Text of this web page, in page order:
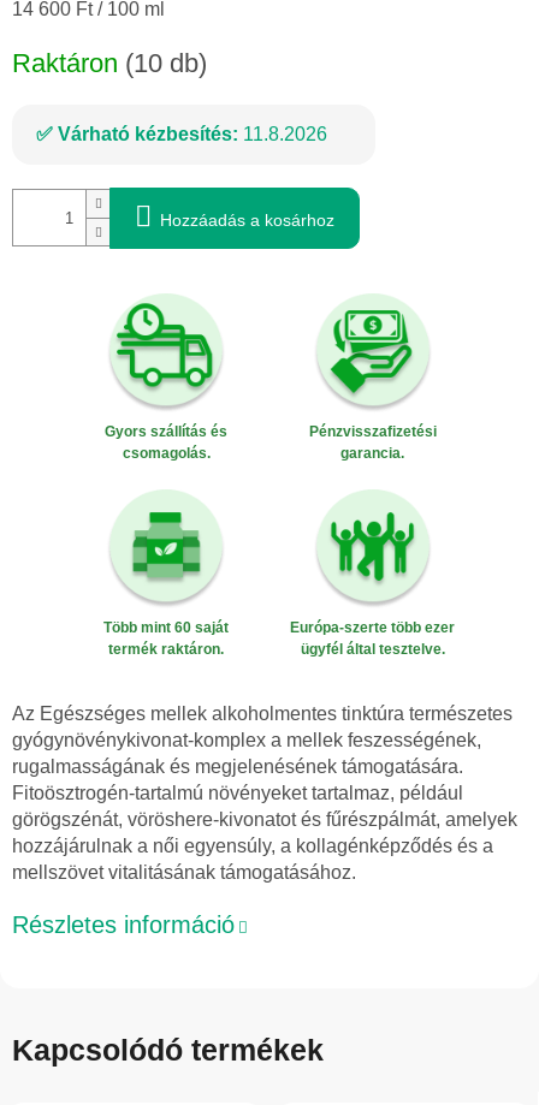
Egységár:
14 600 Ft / 100 ml
Raktáron (10 db)
Várható kézbesítés: 11.8.2026
Hozzáadás a kosárhoz
Gyors szállítás és
csomagolás.
Pénzvisszafizetési
garancia.
Több mint 60 saját
termék raktáron.
Európa-szerte több ezer
ügyfél által tesztelve.
Az Egészséges mellek alkoholmentes tinktúra természetes
gyógynövénykivonat-komplex a mellek feszességének,
rugalmasságának és megjelenésének támogatására.
Fitoösztrogén-tartalmú növényeket tartalmaz, például
görögszénát, vöröshere-kivonatot és fűrészpálmát, amelyek
hozzájárulnak a női egyensúly, a kollagénképződés és a
mellszövet vitalitásának támogatásához.
Részletes információ
Kapcsolódó termékek